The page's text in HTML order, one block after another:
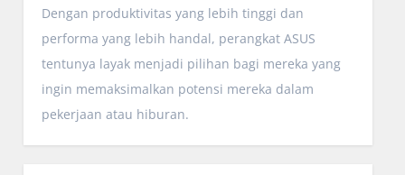
Dengan produktivitas yang lebih tinggi dan
performa yang lebih handal, perangkat ASUS
tentunya layak menjadi pilihan bagi mereka yang
ingin memaksimalkan potensi mereka dalam
pekerjaan atau hiburan.